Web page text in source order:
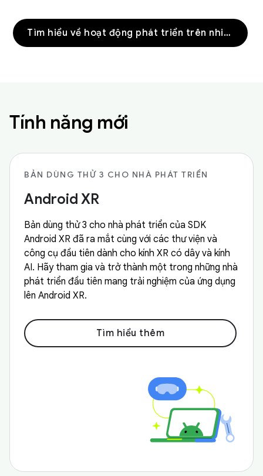
Tìm hiểu về hoạt động phát triển trên nhiều thiết bị
Tính năng mới
BẢN DÙNG THỬ 3 CHO NHÀ PHÁT TRIỂN
Android XR
Bản dùng thử 3 cho nhà phát triển của SDK
Android XR đã ra mắt cùng với các thư viện và
công cụ đầu tiên dành cho kính XR có dây và kính
AI. Hãy tham gia và trở thành một trong những nhà
phát triển đầu tiên mang trải nghiệm của ứng dụng
lên Android XR.
Tìm hiểu thêm